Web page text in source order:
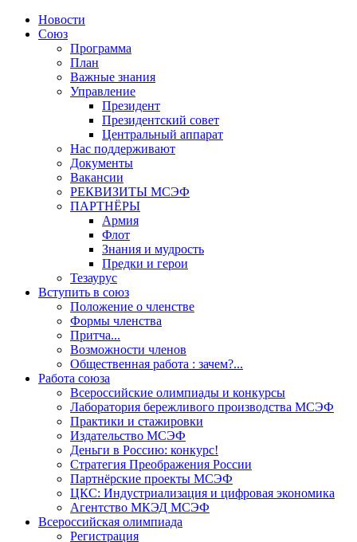
Новости
Союз
Программа
План
Важные знания
Управление
Президент
Президентский совет
Центральный аппарат
Нас поддерживают
Документы
Вакансии
РЕКВИЗИТЫ МСЭФ
ПАРТНЁРЫ
Армия
Флот
Знания и мудрость
Предки и герои
Тезаурус
Вступить в союз
Положение о членстве
Формы членства
Притча...
Возможности членов
Общественная работа : зачем?...
Работа союза
Всероссийские олимпиады и конкурсы
Лаборатория бережливого производства МСЭФ
Практики и стажировки
Издательство МСЭФ
Деньги в Россию: конкурс!
Стратегия Преображения России
Партнёрские проекты МСЭФ
ЦКС: Индустриализация и цифровая экономика
Агентство МКЭД МСЭФ
Всероссийская олимпиада
Регистрация